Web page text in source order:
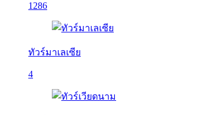
1286
ทัวร์มาเลเซีย
4